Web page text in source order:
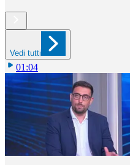
Vedi tutti
01:04